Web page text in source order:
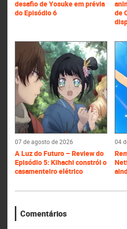
desafio de Yosuke em prévia
do Episódio 6
de
07 de agosto de 2026
A Luz do Futuro – Review do
Episódio 5: Kihachi constrói o
casamenteiro elétrico
04
Comentários